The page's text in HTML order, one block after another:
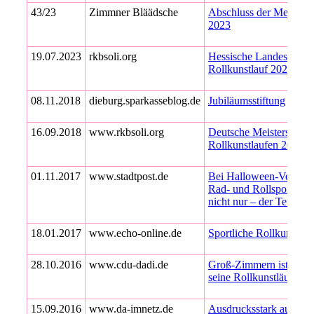
43/23 Zimmner Bläädsche
Abschluss der
2023
19.07.2023 rkbsoli.org
Hessische
Rollkunstlauf 2023
08.11.2018 dieburg.sparkasseblog.de Jubiläumsstiftung
16.09.2018 www.rkbsoli.org
Deutsche
Rollkunstlaufen 2018
01.11.2017 www.stadtpost.de
Bei Halloween-
Rad- und
nicht nur – der Teufel
18.01.2017 www.echo-online.de Sportliche
28.10.2016 www.cdu-dadi.de
Groß-Zimmern ist
seine Rollkunstläufer
15.09.2016 www.da-imnetz.de Ausdrucksstark auf